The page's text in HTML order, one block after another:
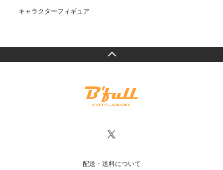
キャラクターフィギュア
配送・送料について